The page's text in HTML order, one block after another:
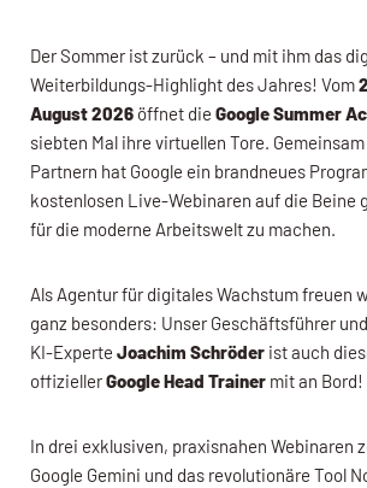
Der Sommer ist zurück – und mit ihm das
Weiterbildungs-Highlight des Jahres! Vom
August 2026 öffnet die Google Summer
siebten Mal ihre virtuellen Tore.
Partnern hat Google ein brandneues
kostenlosen Live-Webinaren auf die Beine
für die moderne Arbeitswelt zu machen.
Als Agentur für digitales Wachstum freuen
ganz besonders: Unser Geschäftsführer
KI-Experte Joachim Schröder ist auch
offiziellerGoogle Head Trainer mit an Bord!
In drei exklusiven, praxisnahen Webinaren
Google Gemini und das revolutionäre Tool